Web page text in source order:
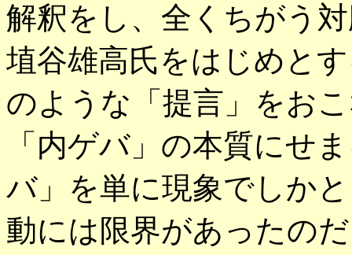
解釈をし、全くちがう
埴谷雄高氏をはじめと
のような「提言」をお
「内ゲバ」の本質にせ
バ」を単に現象でしか
動には限界があったの